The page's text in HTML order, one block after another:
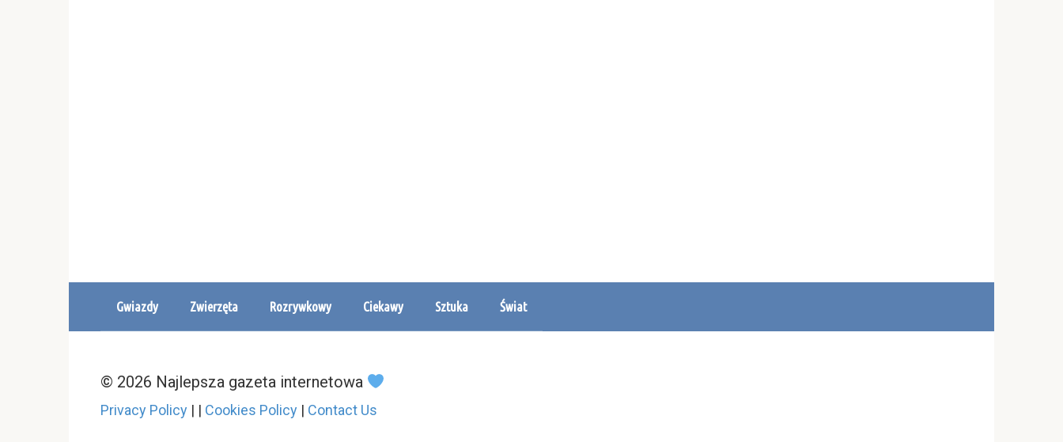
Gwiazdy Zwierzęta Rozrywkowy Ciekawy Sztuka Świat
© 2026 Najlepsza gazeta internetowa
Privacy Policy | | Cookies Policy | Contact Us